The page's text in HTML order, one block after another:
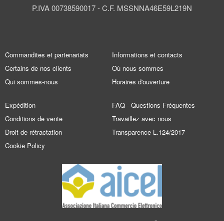
P.IVA 00738590017 - C.F. MSSNNA46E59L219N
Commandites et partenariats
Certains de nos clients
Qui sommes-nous
Informations et contacts
Où nous sommes
Horaires d'ouverture
Expédition
Conditions de vente
Droit de rétractation
Cookie Policy
FAQ - Questions Fréquentes
Travaillez avec nous
Transparence L.124/2017